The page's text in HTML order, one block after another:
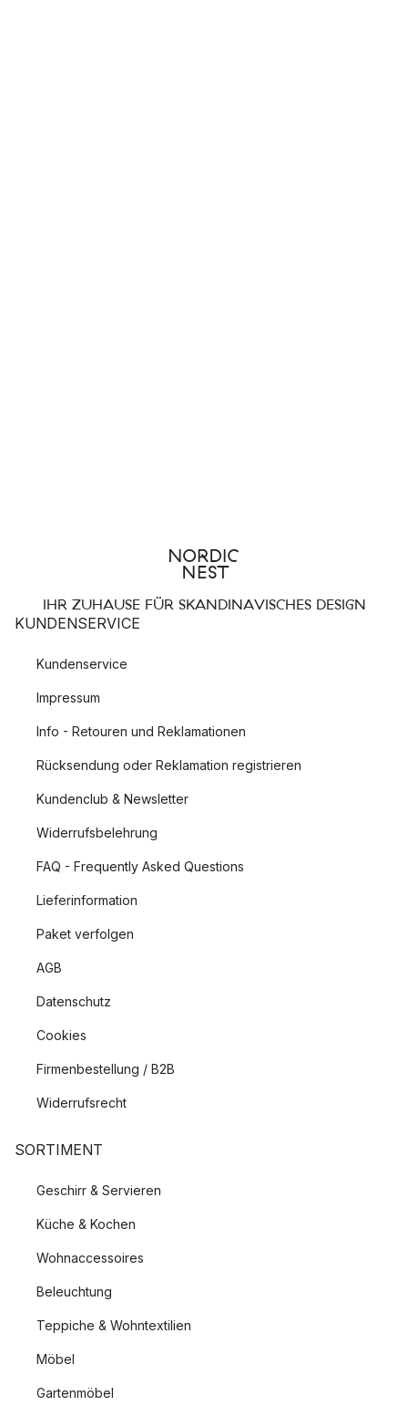
IHR ZUHAUSE FÜR SKANDINAVISCHES DESIGN
KUNDENSERVICE
Kundenservice
Impressum
Info - Retouren und Reklamationen
Rücksendung oder Reklamation registrieren
Kundenclub & Newsletter
Widerrufsbelehrung
FAQ - Frequently Asked Questions
Lieferinformation
Paket verfolgen
AGB
Datenschutz
Cookies
Firmenbestellung / B2B
Widerrufsrecht
SORTIMENT
Geschirr & Servieren
Küche & Kochen
Wohnaccessoires
Beleuchtung
Teppiche & Wohntextilien
Möbel
Gartenmöbel